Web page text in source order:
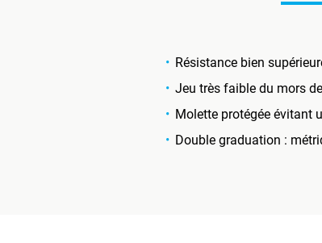
Résistance bien
Jeu très faible du mors
Molette protégée évitant
Double graduation :